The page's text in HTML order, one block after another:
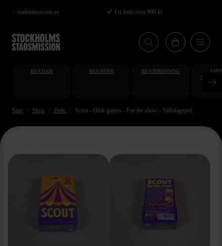
Hoppa
till
huvudinnehåll
< stadsmissionen.se Fri frakt över 990 kr
REA DAM REA HERR REA INREDNING
Start Shop Hem Scout - Oink games - For the show - Sällskapspel